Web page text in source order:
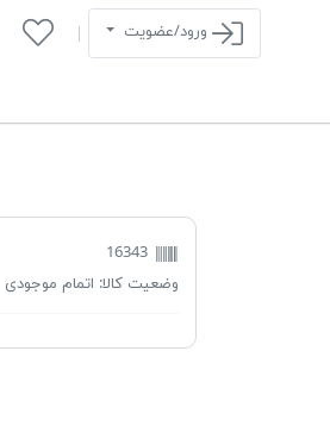
ورود/عضویت
16343
وضعیت کالا: اتمام موجودی